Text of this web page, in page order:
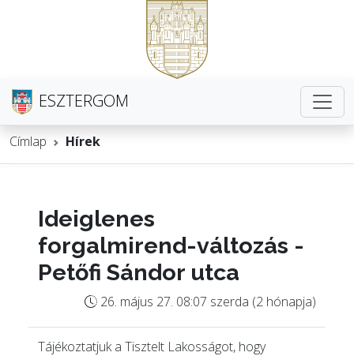
ESZTERGOM
Címlap Hírek
Ideiglenes
forgalmirend-változás -
Petőfi Sándor utca
26. május 27. 08:07 szerda (2 hónapja)
Tájékoztatjuk a Tisztelt Lakosságot, hogy